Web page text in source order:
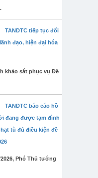
TANDTC tiếp tục đổi
đạo, hiện đại hóa
khảo sát phục vụ Đề
TANDTC báo cáo hồ
đang được tạm đình
tù đủ điều kiện đề
2026, Phó Thủ tướng